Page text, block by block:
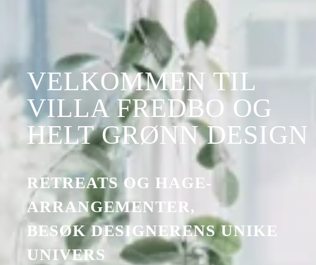
VELKOMMEN TIL
VILLA FREDBO OG
HELT GRØNN DESIGN
RETREATS OG HAGE-
ARRANGEMENTER,
BESØK DESIGNERENS UNIKE
UNIVERS